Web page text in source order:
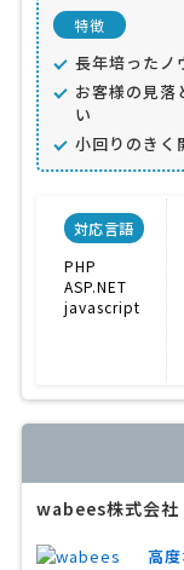
特徴
長年培ったノ
お客様の見落
い
小回りのきく
対応言語
PHP
ASP.NET
javascript
wabees株式会社
高